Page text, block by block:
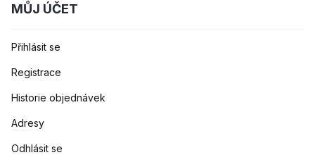
MŮJ ÚČET
Přihlásit se
Registrace
Historie objednávek
Adresy
Odhlásit se